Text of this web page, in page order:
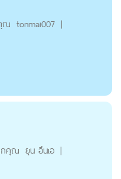
ณ tonmai007 |
คุณ ยุน อึนเอ |